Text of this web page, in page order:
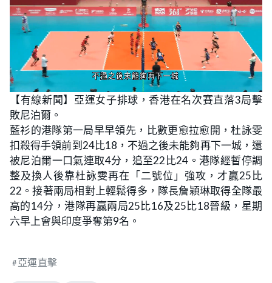
n
m
u
t
o
a
d
:
5
4
.
0
0
%
【有線新聞】亞運女子排球，香港在名次賽直落3局擊
敗尼泊爾。
藍衫的港隊第一局早早領先，比數更愈拉愈開，杜詠雯
扣殺得手領前到24比18，不過之後未能夠再下一城，還
被尼泊爾一口氣連取4分，追至22比24。港隊經暫停調
整及換人後靠杜詠雯再在「二號位」強攻，才贏25比
22。接著兩局相對上輕鬆得多，隊長詹穎琳取得全隊最
高的14分，港隊再贏兩局25比16及25比18晉級，星期
六早上會與印度爭奪第9名。
亞運直擊